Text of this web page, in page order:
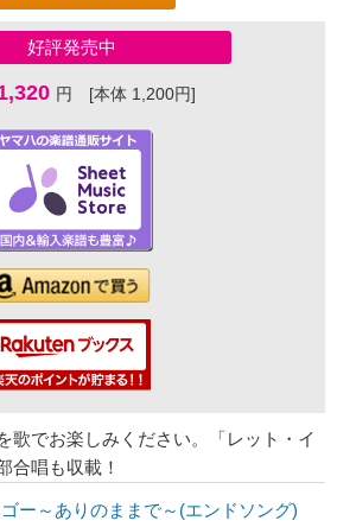
好評発売中
円 [本体 1,200円]
歌でお楽しみください。「レット・イ
合唱も収載！
ー～ありのままで～(エンドソング)